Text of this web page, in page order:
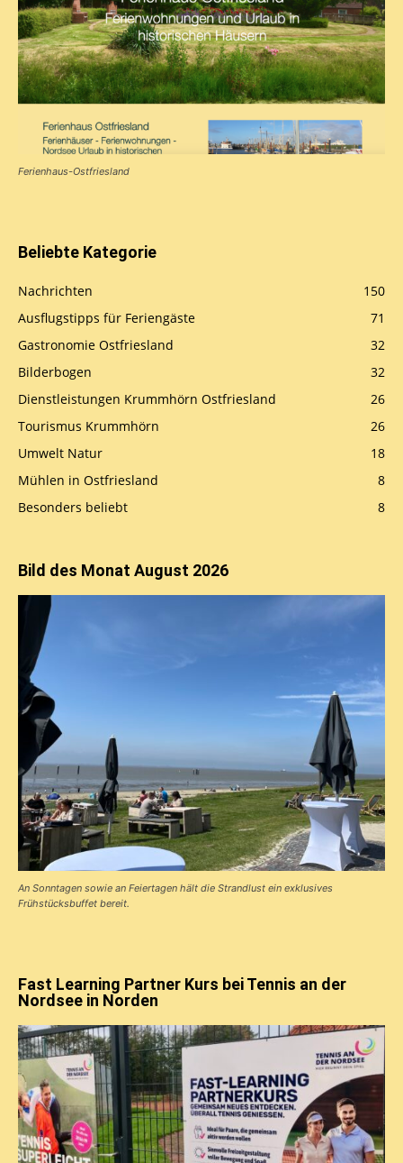
Ferienhaus-Ostfriesland
Beliebte Kategorie
Nachrichten
150
Ausflugstipps für Feriengäste
71
Gastronomie Ostfriesland
32
Bilderbogen
32
Dienstleistungen Krummhörn Ostfriesland
26
Tourismus Krummhörn
26
Umwelt Natur
18
Mühlen in Ostfriesland
8
Besonders beliebt
8
Bild des Monat August 2026
An Sonntagen sowie an Feiertagen hält die Strandlust ein exklusives
Frühstücks­buffet bereit.
Fast Learning Partner Kurs bei Tennis an der
Nordsee in Norden